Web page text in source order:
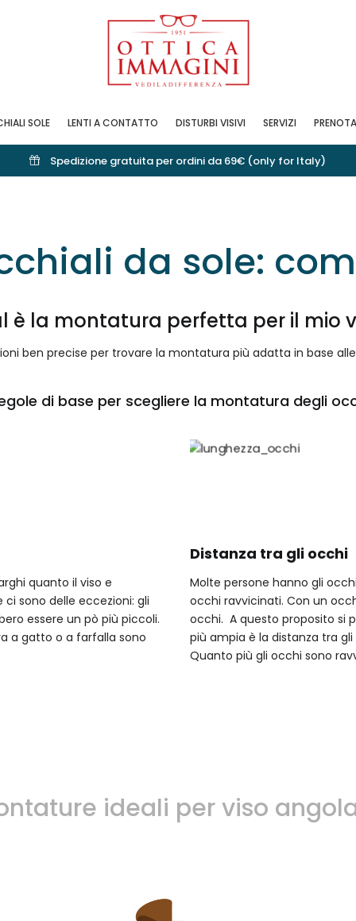
SOLE LENTI A CONTATTO DISTURBI VISIVI SERVIZI
Spedizione gratuita per ordini da 69€ (only for Italy)
da sole:
è la montatura perfetta per il mio
ben precise per trovare la montatura più adatta in base
di base per scegliere la montatura degli
quanto il viso e
sono delle eccezioni: gli
essere un pò più piccoli.
a gatto o a farfalla sono
Distanza tra gli occhi
Molte persone hanno gli
occhi ravvicinati. Con un
occhi. A questo proposito si
più ampia è la distanza tra
Quanto più gli occhi sono
ideali per viso